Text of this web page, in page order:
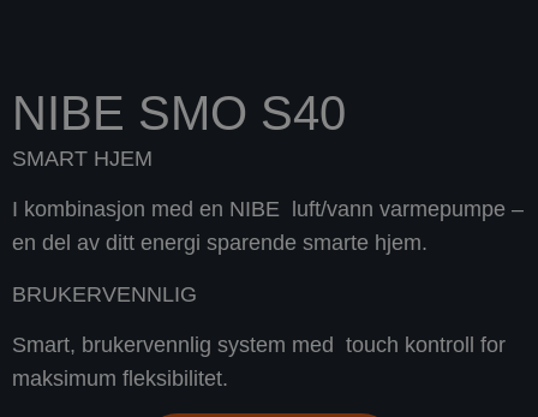
NIBE SMO S40
SMART HJEM
I kombinasjon med en NIBE luft/vann varmepumpe –
en del av ditt energi sparende smarte hjem.
BRUKERVENNLIG
Smart, brukervennlig system med touch kontroll for
maksimum fleksibilitet.